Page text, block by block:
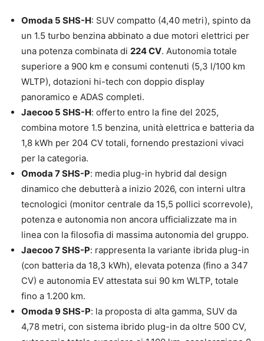
Omoda 5 SHS-H: SUV compatto (4,40 metri), spinto da
un 1.5 turbo benzina abbinato a due motori elettrici per
una potenza combinata di 224 CV. Autonomia totale
superiore a 900 km e consumi contenuti (5,3 l/100 km
WLTP), dotazioni hi-tech con doppio display
panoramico e ADAS completi.
Jaecoo 5 SHS-H: offerto entro la fine del 2025,
combina motore 1.5 benzina, unità elettrica e batteria da
1,8 kWh per 204 CV totali, fornendo prestazioni vivaci
per la categoria.
Omoda 7 SHS-P: media plug-in hybrid dal design
dinamico che debutterà a inizio 2026, con interni ultra
tecnologici (monitor centrale da 15,5 pollici scorrevole),
potenza e autonomia non ancora ufficializzate ma in
linea con la filosofia di massima autonomia del gruppo.
Jaecoo 7 SHS-P: rappresenta la variante ibrida plug-in
(con batteria da 18,3 kWh), elevata potenza (fino a 347
CV) e autonomia EV attestata sui 90 km WLTP, totale
fino a 1.200 km.
Omoda 9 SHS-P: la proposta di alta gamma, SUV da
4,78 metri, con sistema ibrido plug-in da oltre 500 CV,